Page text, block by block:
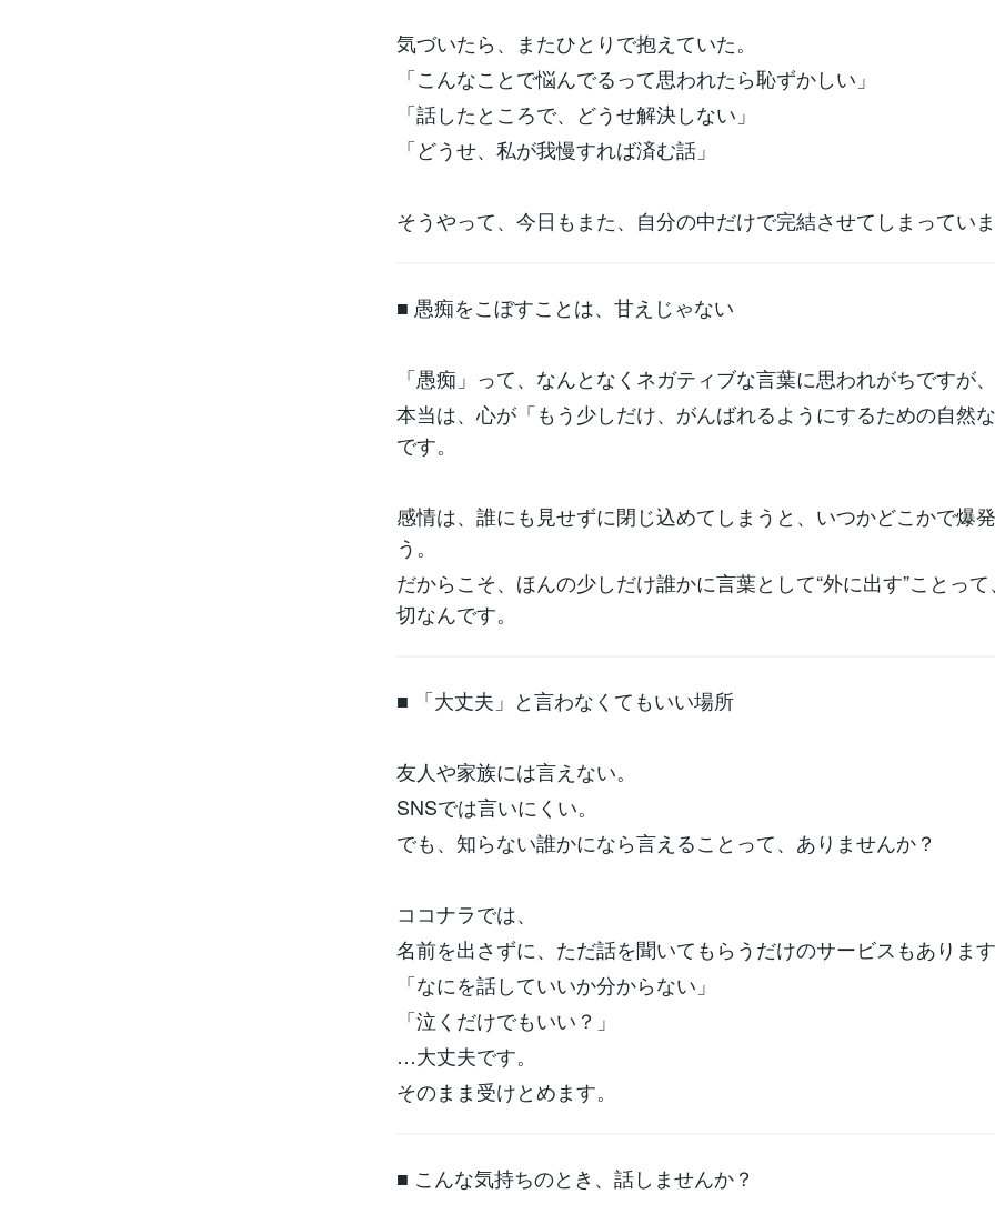
気づいたら、またひとりで抱えていた。
「こんなことで悩んでるって思われたら恥ずかしい」
「話したところで、どうせ解決しない」
「どうせ、私が我慢すれば済む話」
そうやって、今日もまた、自分の中だけで完結させてしまってい
■ 愚痴をこぼすことは、甘えじゃない
「愚痴」って、なんとなくネガティブな言葉に思われがちですが、
本当は、心が「もう少しだけ、がんばれるようにするための自然
です。
感情は、誰にも見せずに閉じ込めてしまうと、いつかどこかで爆
う。
だからこそ、ほんの少しだけ誰かに言葉として“外に出す”ことっ
切なんです。
■ 「大丈夫」と言わなくてもいい場所
友人や家族には言えない。
SNSでは言いにくい。
でも、知らない誰かになら言えることって、ありませんか？
ココナラでは、
名前を出さずに、ただ話を聞いてもらうだけのサービスもあります
「なにを話していいか分からない」
「泣くだけでもいい？」
…大丈夫です。
そのまま受けとめます。
■ こんな気持ちのとき、話しませんか？